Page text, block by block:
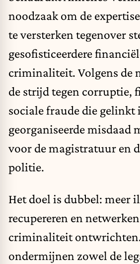
noodzaak om de
te versterken tegenover
gesofisticeerdere
criminaliteit. Volgens de
de strijd tegen corruptie,
sociale fraude die gelinkt
georganiseerde misdaad
voor de magistratuur en
politie.
Het doel is dubbel: meer
recupereren en
criminaliteit
ondermijnen zowel de